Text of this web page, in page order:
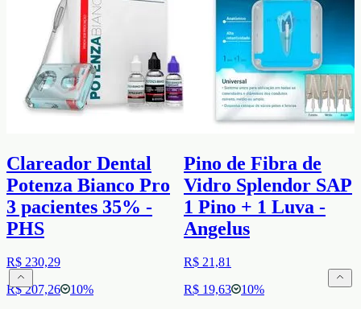
Clareador Dental
Potenza Bianco Pro
3 pacientes 35% -
PHS
R$ 230,29
R$ 207,26
10%
Pino de Fibra de
Vidro Splendor SAP
1 Pino + 1 Luva -
Angelus
R$ 21,81
R$ 19,63
10%